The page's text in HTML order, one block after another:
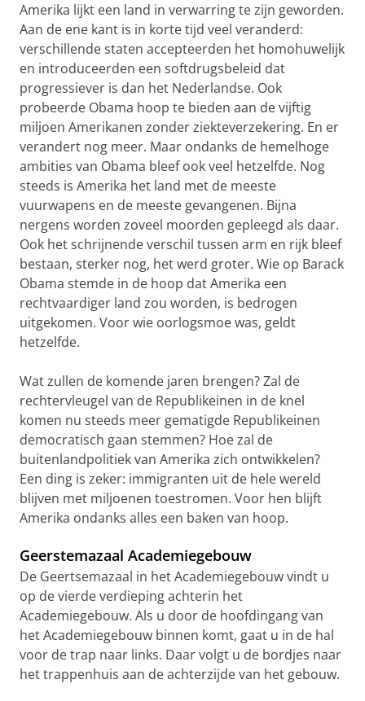
Amerika lijkt een land in verwarring te zijn geworden.
Aan de ene kant is in korte tijd veel veranderd:
verschillende staten accepteerden het homohuwelijk
en introduceerden een softdrugsbeleid dat
progressiever is dan het Nederlandse. Ook
probeerde Obama hoop te bieden aan de vijftig
miljoen Amerikanen zonder ziekteverzekering. En er
verandert nog meer. Maar ondanks de hemelhoge
ambities van Obama bleef ook veel hetzelfde. Nog
steeds is Amerika het land met de meeste
vuurwapens en de meeste gevangenen. Bijna
nergens worden zoveel moorden gepleegd als daar.
Ook het schrijnende verschil tussen arm en rijk bleef
bestaan, sterker nog, het werd groter. Wie op Barack
Obama stemde in de hoop dat Amerika een
rechtvaardiger land zou worden, is bedrogen
uitgekomen. Voor wie oorlogsmoe was, geldt
hetzelfde.
Wat zullen de komende jaren brengen? Zal de
rechtervleugel van de Republikeinen in de knel
komen nu steeds meer gematigde Republikeinen
democratisch gaan stemmen? Hoe zal de
buitenlandpolitiek van Amerika zich ontwikkelen?
Een ding is zeker: immigranten uit de hele wereld
blijven met miljoenen toestromen. Voor hen blijft
Amerika ondanks alles een baken van hoop.
Geerstemazaal Academiegebouw
De Geertsemazaal in het Academiegebouw vindt u
op de vierde verdieping achterin het
Academiegebouw. Als u door de hoofdingang van
het Academiegebouw binnen komt, gaat u in de hal
voor de trap naar links. Daar volgt u de bordjes naar
het trappenhuis aan de achterzijde van het gebouw.